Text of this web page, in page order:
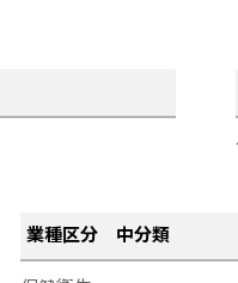
業種区分 中分類